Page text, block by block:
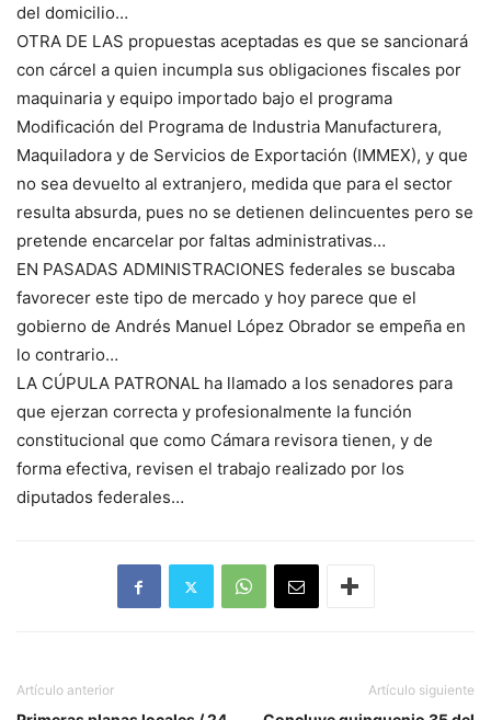
del domicilio…
OTRA DE LAS propuestas aceptadas es que se sancionará
con cárcel a quien incumpla sus obligaciones fiscales por
maquinaria y equipo importado bajo el programa
Modificación del Programa de Industria Manufacturera,
Maquiladora y de Servicios de Exportación (IMMEX), y que
no sea devuelto al extranjero, medida que para el sector
resulta absurda, pues no se detienen delincuentes pero se
pretende encarcelar por faltas administrativas…
EN PASADAS ADMINISTRACIONES federales se buscaba
favorecer este tipo de mercado y hoy parece que el
gobierno de Andrés Manuel López Obrador se empeña en
lo contrario…
LA CÚPULA PATRONAL ha llamado a los senadores para
que ejerzan correcta y profesionalmente la función
constitucional que como Cámara revisora tienen, y de
forma efectiva, revisen el trabajo realizado por los
diputados federales…
Artículo anterior Artículo siguiente